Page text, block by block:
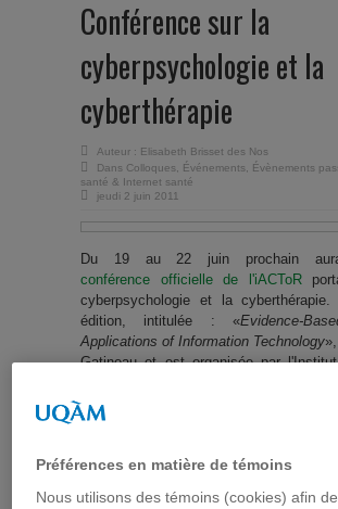
Conférence sur la
cyberpsychologie et la
cyberthérapie
Auteur : Elisabeth Brisset des Nos
Dans Colloques Événements Évènements
santé & Internet santé
jeudi 2 juin 2011
Du 19 au 22 juin prochain
conférence officielle de l'iACToR
cyberpsychologie et la
édition, intitulée : «Evidence-
Applications of Information Technology
Gatineau et est organisée par
Outaouais (UQO).
à réunir un large panel de scientifiques
sciences cognitives, sociales et
Préférences en matière de témoins
Nous utilisons des témoins (cookies) afin